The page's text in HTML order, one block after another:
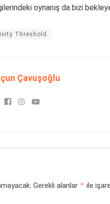
oynanış da bizi
Threshold
Çavuşoğlu
Gerekli alanlar * ile